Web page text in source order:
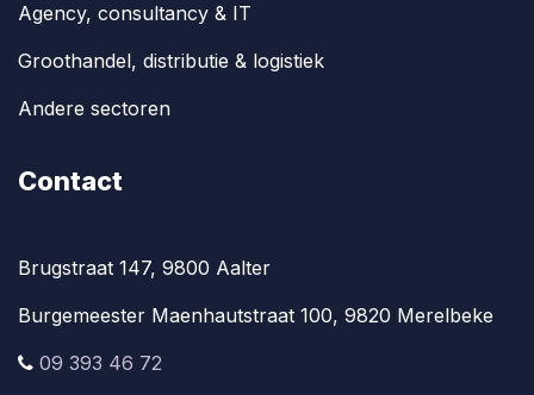
Contact
Brugstraat 147, 9800 Aalter
Burgemeester Maenhautstraat 100, 9820 Merelbeke
09 393 46 72
Agency, consultancy & IT
Groothandel, distributie & logistiek
Andere sectoren